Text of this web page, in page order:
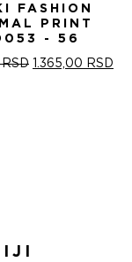
FASHION
PRINT
- 56
RSD ОРИГИНАЛНА
1.365,00 RSD